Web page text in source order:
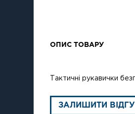
ОПИС ТОВАРУ
Тактичні рукавички
ЗАЛИШИТИ